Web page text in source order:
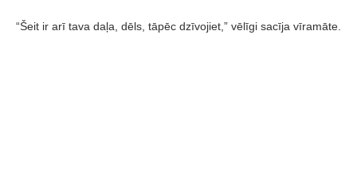
“Šeit ir arī tava daļa, dēls, tāpēc dzīvojiet,” vēlīgi sacīja vīramāte.